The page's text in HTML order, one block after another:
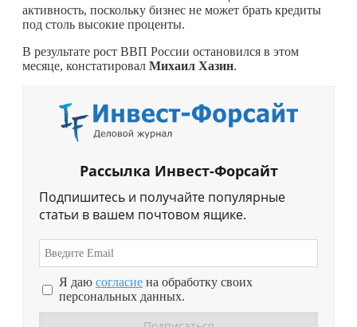
активность, поскольку бизнес не может брать кредиты
под столь высокие проценты.
В результате рост ВВП России остановился в этом
месяце, констатировал Михаил Хазин.
Рассылка Инвест-Форсайт
Подпишитесь и получайте популярные
статьи в вашем почтовом ящике.
Я даю согласие на обработку своих
персональных данных.